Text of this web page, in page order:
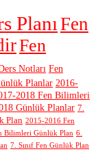
Planı Fen
Fen
Notları Fen
Planlar 2016-
2018 Fen Bilimleri
Günlük Planlar 7.
Plan 2015-2016 Fen
Bilimleri Günlük Plan 6.
7. Sınıf Fen Günlük Plan